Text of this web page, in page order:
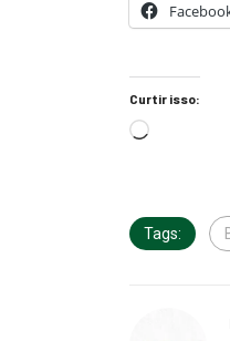
Curtir isso:
Tags: